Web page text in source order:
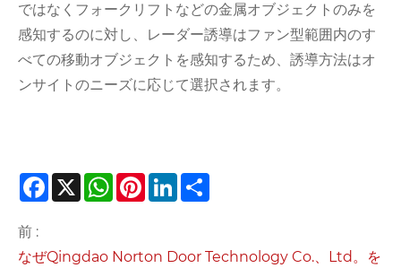
ではなくフォークリフトなどの金属オブジェクトのみを
感知するのに対し、レーダー誘導はファン型範囲内のす
べての移動オブジェクトを感知するため、誘導方法はオ
ンサイトのニーズに応じて選択されます。
Facebook
X WhatsApp
PinterestLinkedIn
前 :
なぜQingdao Norton Door Technology Co.、Ltd。を